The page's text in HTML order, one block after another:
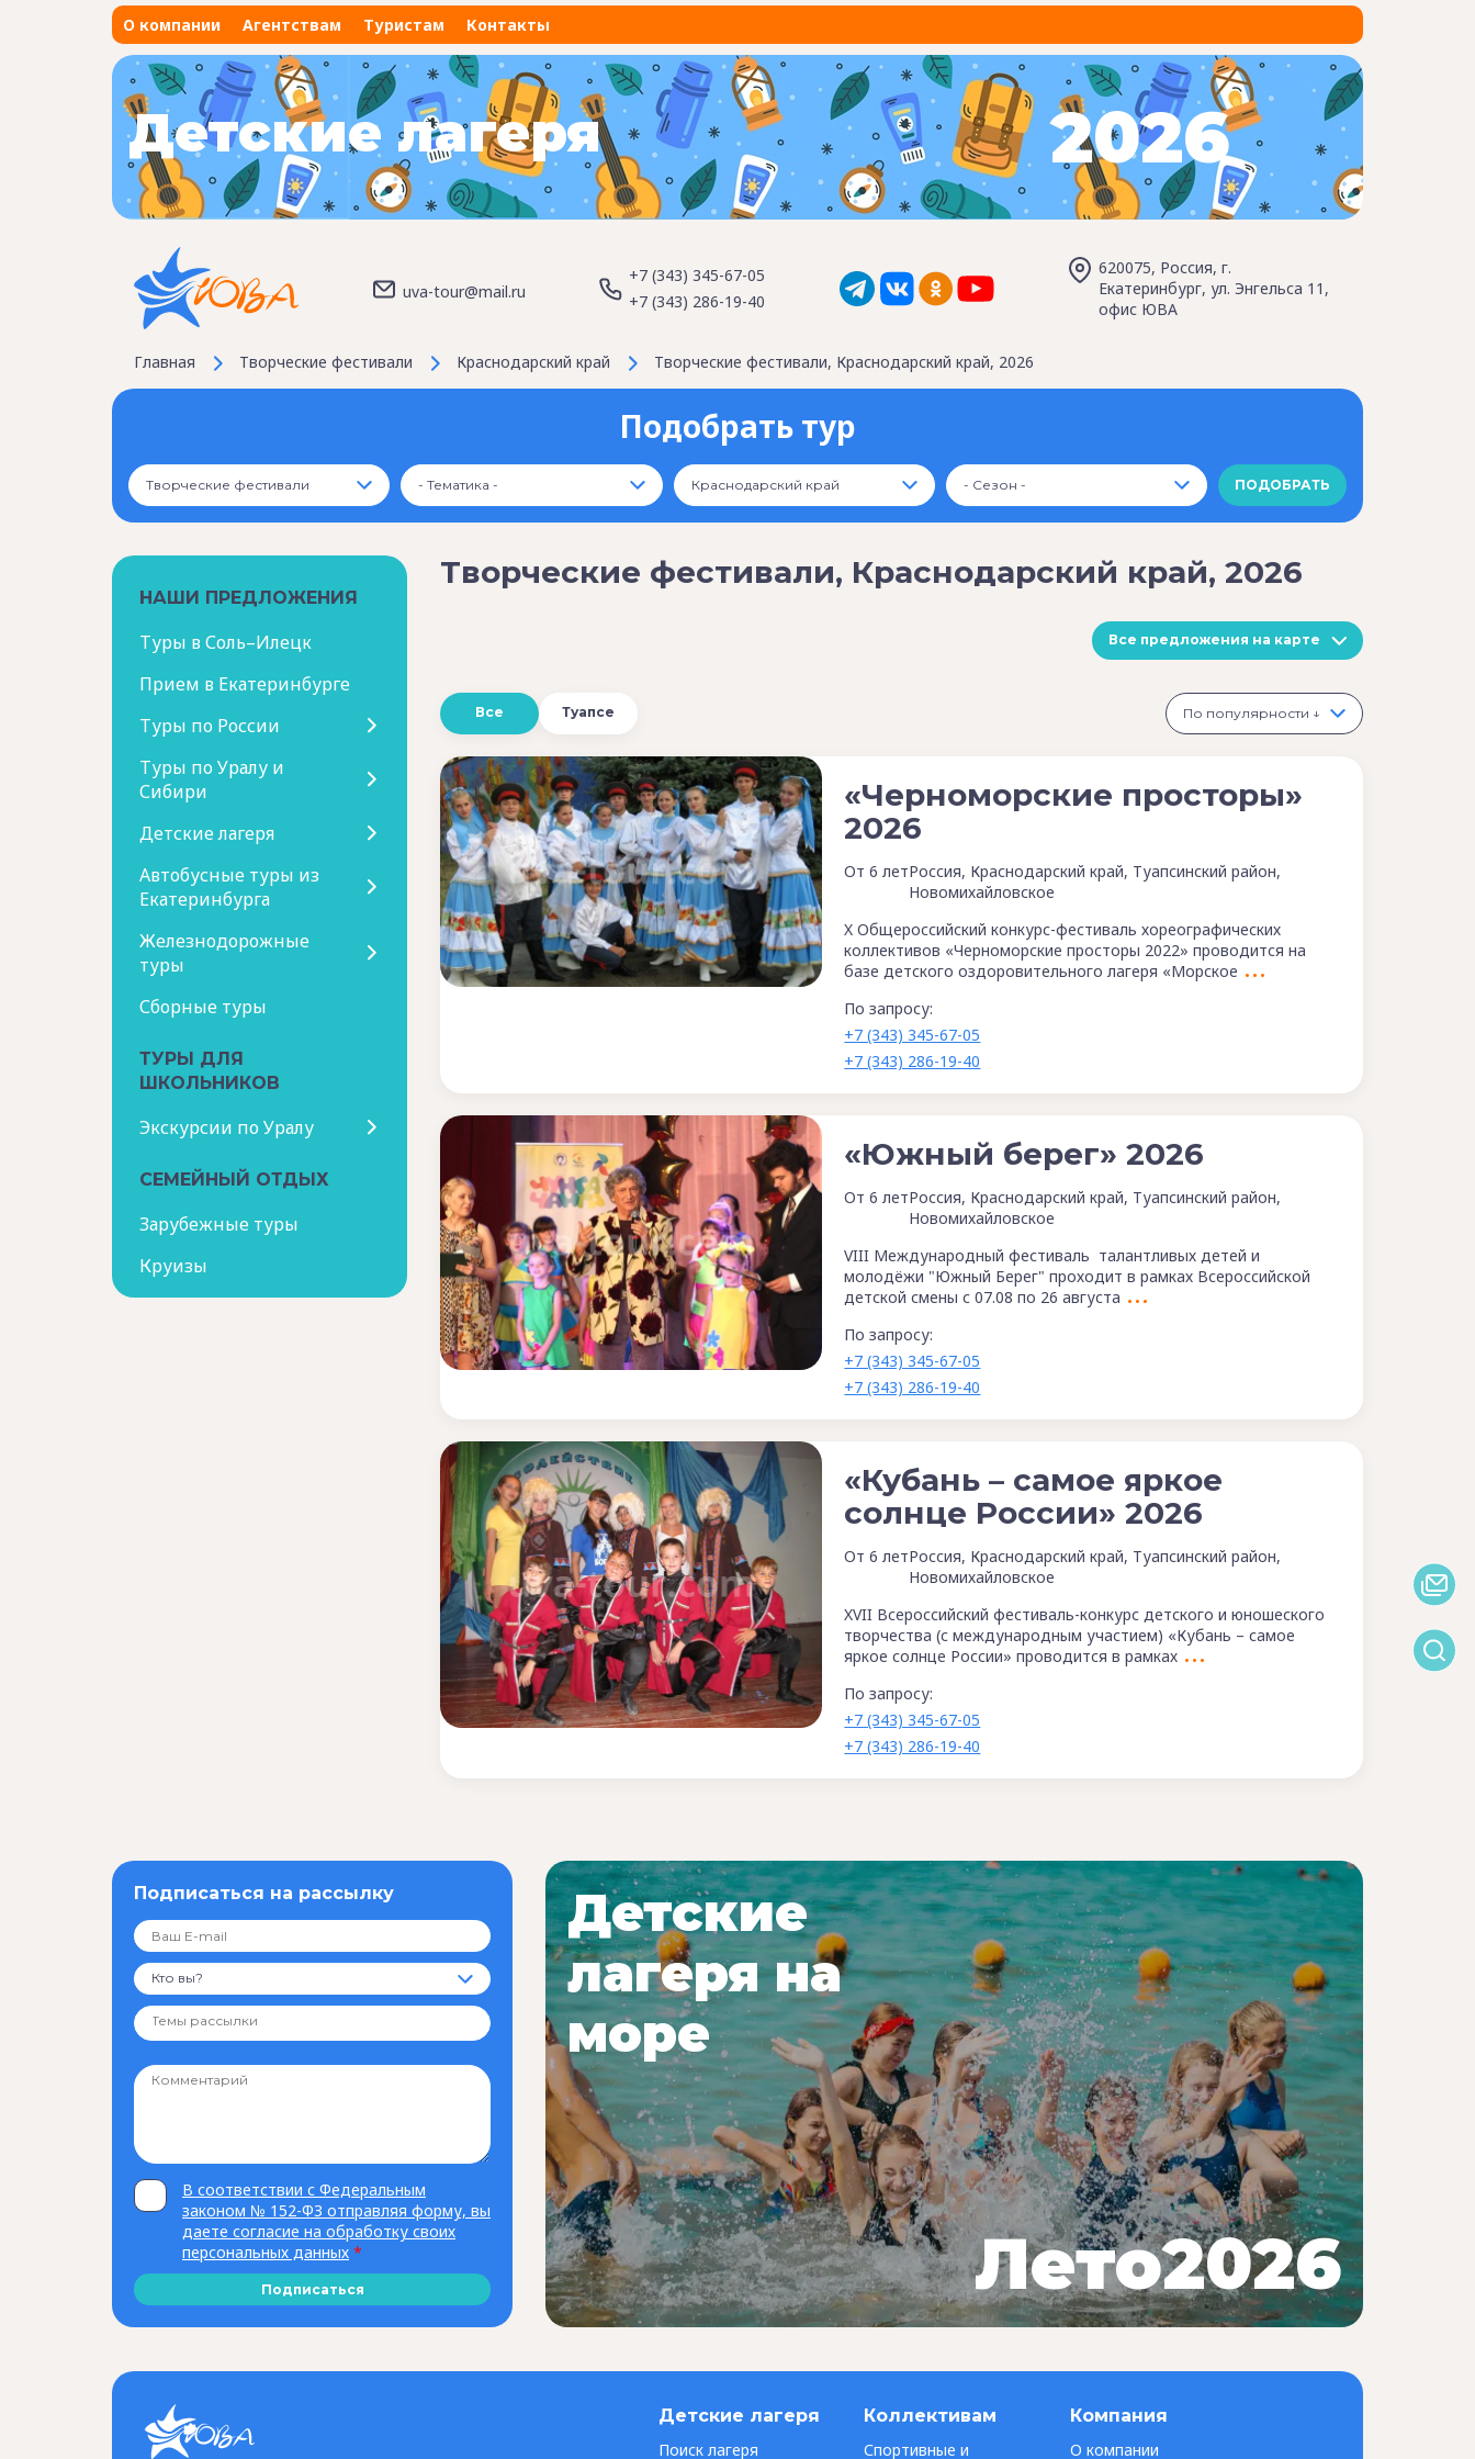
О компании Агентствам Туристам Контакты
Детские лагеря 2026
uva-tour@mail.ru
+7 (343) 345-67-05
+7 (343) 286-19-40
620075, Россия, г.
Екатеринбург, ул. Энгельса 11,
офис ЮВА
Главная Творческие фестивали Краснодарский край Творческие фестивали, Краснодарский край, 2026
Подобрать тур
Творческие фестивали - Тематика - Краснодарский край - Сезон -
НАШИ ПРЕДЛОЖЕНИЯ
Туры в Соль–Илецк
Прием в Екатеринбурге
Туры по России
Туры по Уралу и
Сибири
Детские лагеря
Автобусные туры из
Екатеринбурга
Железнодорожные
туры
Сборные туры
ТУРЫ ДЛЯ
ШКОЛЬНИКОВ
Экскурсии по Уралу
СЕМЕЙНЫЙ ОТДЫХ
Зарубежные туры
Круизы
Творческие фестивали, Краснодарский край, 2026
Все предложения на карте
Все Туапсе По популярности ↓
«Черноморские просторы»
2026
От 6 летРоссия, Краснодарский край, Туапсинский район,
Новомихайловское
X Общероссийский конкурс-фестиваль хореографических
коллективов «Черноморские просторы 2022» проводится на
базе детского оздоровительного лагеря «Морское
По запросу:
+7 (343) 345-67-05
+7 (343) 286-19-40
«Южный берег» 2026
От 6 летРоссия, Краснодарский край, Туапсинский район,
Новомихайловское
VIII Международный фестиваль талантливых детей и
молодёжи "Южный Берег" проходит в рамках Всероссийской
детской смены с 07.08 по 26 августа
По запросу:
+7 (343) 345-67-05
+7 (343) 286-19-40
«Кубань – самое яркое
солнце России» 2026
От 6 летРоссия, Краснодарский край, Туапсинский район,
Новомихайловское
XVII Всероссийский фестиваль-конкурс детского и юношеского
творчества (с международным участием) «Кубань – самое
яркое солнце России» проводится в рамках
По запросу:
+7 (343) 345-67-05
+7 (343) 286-19-40
Подписаться на рассылку
Кто вы?
В соответствии с Федеральным
законом № 152-ФЗ отправляя форму, вы
даете согласие на обработку своих
персональных данных *
Подписаться
Детские
лагеря на
море
Лето2026
Детские лагеря
Поиск лагеря
Коллективам
Спортивные и
Компания
О компании